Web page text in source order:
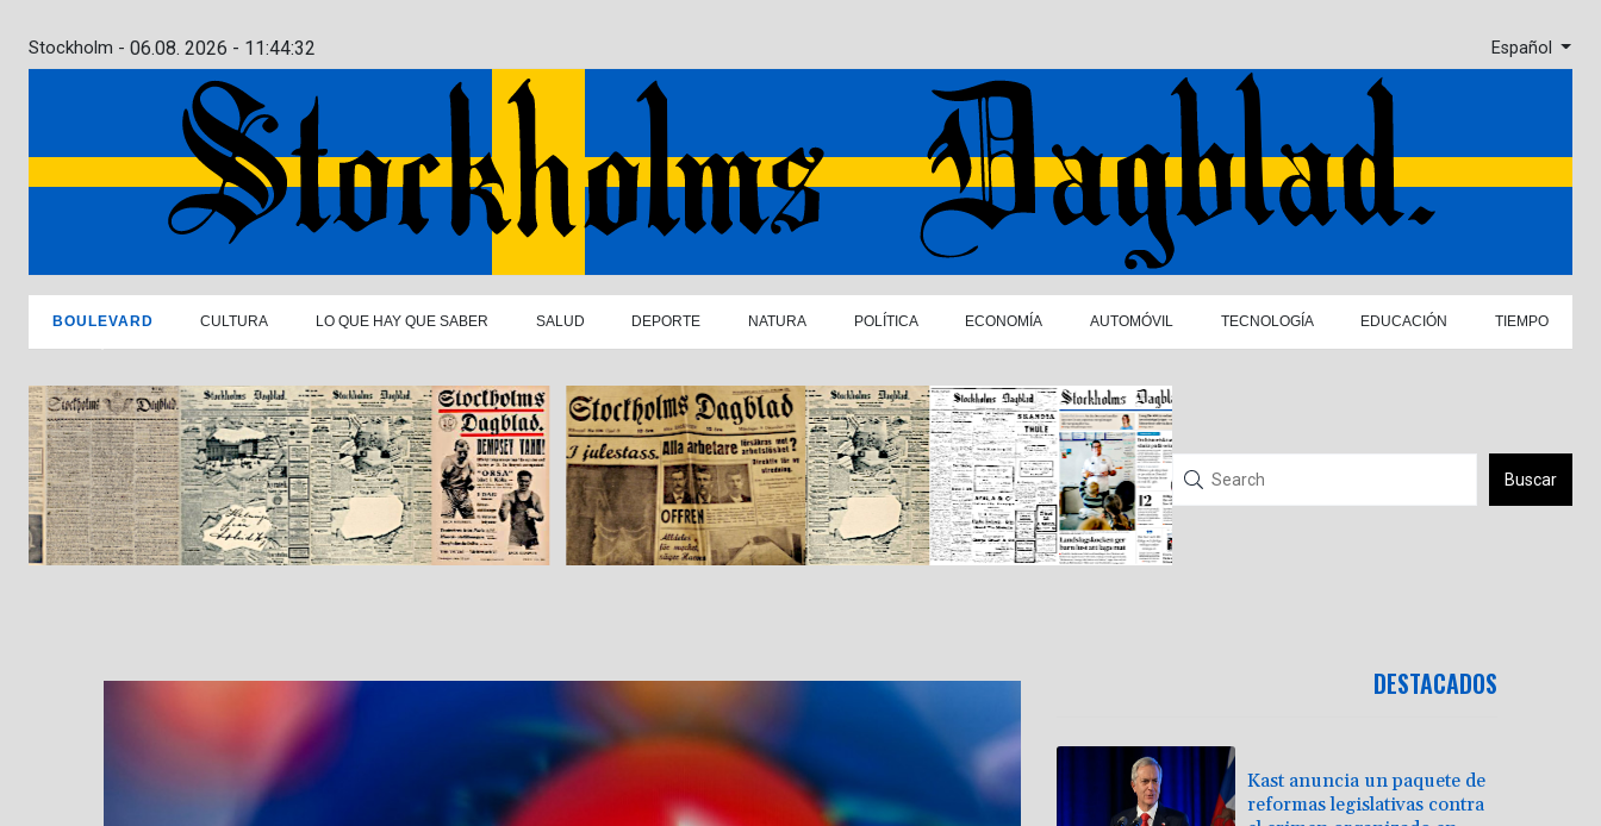
Stockholm - 06.08. 2026 - 11:44:33 Español
BOULEVARD CULTURA LO QUE HAY QUE SABER SALUD DEPORTE NATURA POLÍTICA ECONOMÍA AUTOMÓVIL TECNOLOGÍA EDUCACIÓN TIEMPO
Buscar
DESTACADOS
Kast anuncia un paquete de
reformas legislativas contra